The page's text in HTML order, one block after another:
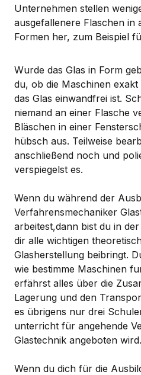
Unternehmen stellen
ausgefallenere Flaschen in
Formen her, zum Beispiel
Wurde das Glas in Form
du, ob die Maschinen
das Glas einwandfrei ist.
niemand an einer Flasche
Bläschen in einer
hübsch aus. Teilweise
anschließend noch und
verspiegelst es.
Wenn du während der
Verfahrensmechaniker
arbeitest,dann bist du in
dir alle wichtigen
Glasherstellung beibringt.
wie bestimme Maschinen
erfährst alles über die
Lagerung und den
es übrigens nur drei
unterricht für angehende
Glastechnik angeboten wird.
Wenn du dich für die